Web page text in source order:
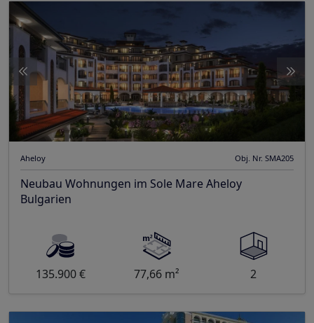
Aheloy Obj. Nr. SMA205
Neubau Wohnungen im Sole Mare Aheloy
Bulgarien
135.900 € 77,66 m² 2